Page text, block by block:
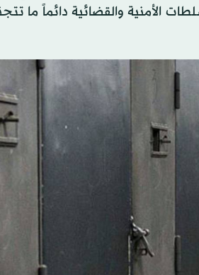
الأمنية، لكن السلطات الأمنية والقضائية